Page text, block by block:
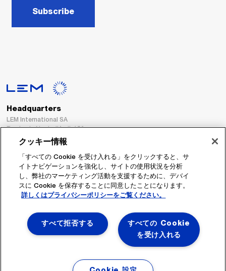
Subscribe
Headquarters
LEM International SA
Route du Nant-d’Avril, 152
1217 Meyrin
Switzerland
Tel. :
+41 22 706 11 11
Fax : +41 22 794 94 78
フォローする
クッキー情報
「すべての Cookie を受け入れる」をクリックすると、サ
イトナビゲーションを強化し、サイトの使用状況を分析
し、弊社のマーケティング活動を支援するために、デバイ
スに Cookie を保存することに同意したことになります。
詳しくはプライバシーポリシーをご覧ください。
すべての Cookie
を受け入れる
すべて拒否する